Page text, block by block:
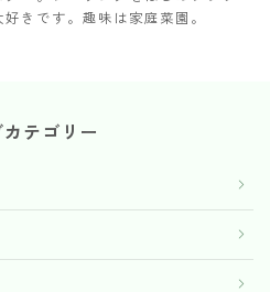
きです。趣味は家庭菜園。
テゴリー